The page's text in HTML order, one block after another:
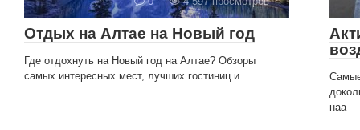
Отдых на Алтае на Новый год
Где отдохнуть на Новый год на Алтае? Обзоры
самых интересных мест, лучших гостиниц и
наа